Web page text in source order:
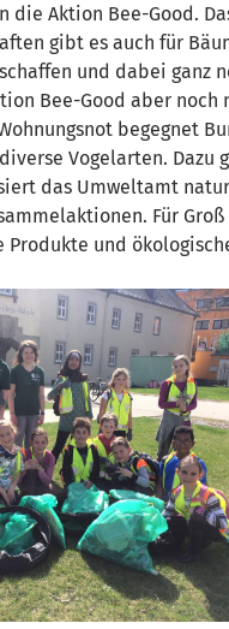
die Aktion Bee-Good.
gibt es auch für
und dabei ganz
Bee-Good aber
begegnet
Vogelarten. Dazu
das Umweltamt
Für
Produkte und